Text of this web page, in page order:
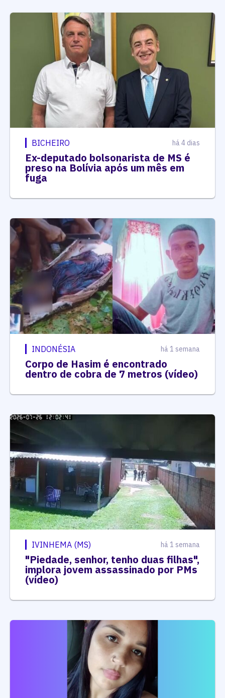
BICHEIRO há 4 dias
Ex-deputado bolsonarista de MS é
preso na Bolívia após um mês em
fuga
INDONÉSIA há 1 semana
Corpo de Hasim é encontrado
dentro de cobra de 7 metros (vídeo)
IVINHEMA (MS) há 1 semana
"Piedade, senhor, tenho duas filhas",
implora jovem assassinado por PMs
(vídeo)